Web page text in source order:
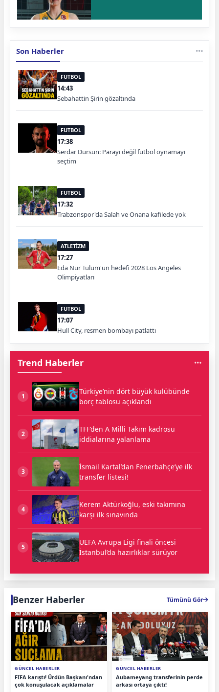
Son Haberler
FUTBOL
14:43
Sebahattin Şirin gözaltında
FUTBOL
17:38
Serdar Dursun: Parayı değil futbol oynamayı
seçtim
FUTBOL
17:32
Trabzonspor'da Salah ve Onana kafilede yok
ATLETİZM
17:27
Eda Nur Tulum'un hedefi 2028 Los Angeles
Olimpiyatları
FUTBOL
17:07
Hull City, resmen bombayı patlattı
Trend Haberler
1
Türkiye’nin dört büyük kulübünde
borç tablosu açıklandı
2
TFF’den A Milli Takım kadrosu
iddialarına yalanlama
3
İsmail Kartal’dan Fenerbahçe’ye ilk
transfer listesi!
4
Kerem Aktürkoğlu, eski takımına
karşı ilk sınavında
5
UEFA Avrupa Ligi finali öncesi
İstanbul’da hazırlıklar sürüyor
Benzer Haberler Tümünü Gör
GÜNCEL HABERLER
FIFA karıştı! Ürdün Başkanı'ndan
çok konuşulacak açıklamalar
GÜNCEL HABERLER
Aubameyang transferinin perde
arkası ortaya çıktı!